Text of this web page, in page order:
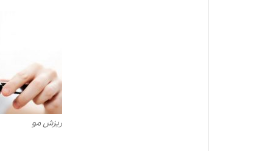
ریزش مو